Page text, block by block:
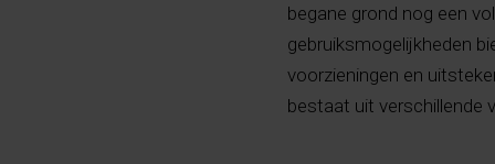
begane grond nog een
gebruiksmogelijkheden
voorzieningen en
bestaat uit verschillende
gevormd door steden